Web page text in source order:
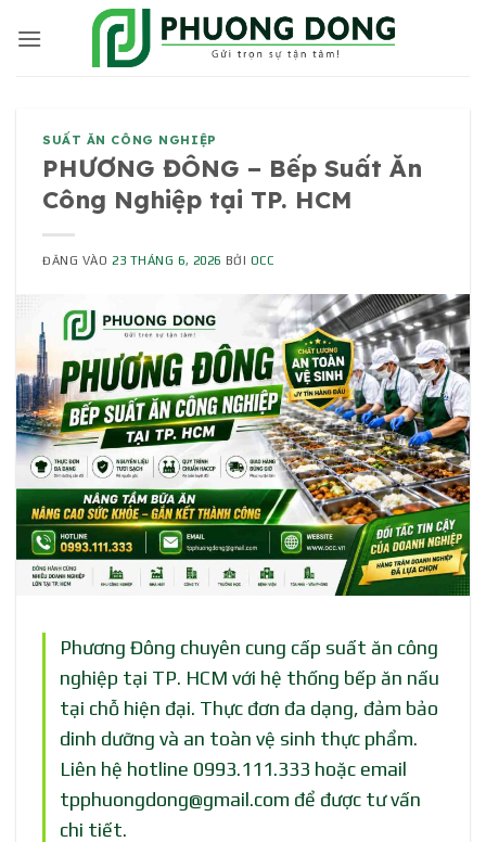
qua
SUẤT ĂN CÔNG NGHIỆP
PHƯƠNG ĐÔNG – Bếp Suất Ăn
Công Nghiệp tại TP. HCM
ĐĂNG VÀO 23 THÁNG 6, 2026 BỞI OCC
Phương Đông chuyên cung cấp suất ăn công
nghiệp tại TP. HCM với hệ thống bếp ăn nấu
tại chỗ hiện đại. Thực đơn đa dạng, đảm bảo
dinh dưỡng và an toàn vệ sinh thực phẩm.
Liên hệ hotline 0993.111.333 hoặc email
tpphuongdong@gmail.com để được tư vấn
chi tiết.